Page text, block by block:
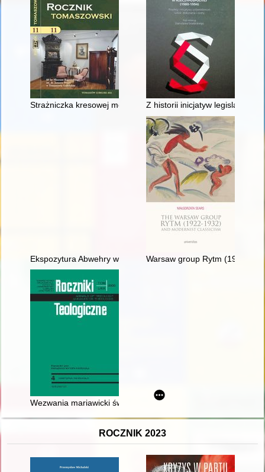
Strażniczka kresowej mowy - recenzja]Z historii inicjatyw
Ekspozytura Abwehry w międzywojennym Wolnym Mieście
Warsaw group Rytm (1922-
Wezwania mariawicki świątyń w Polsce na tle
ROCZNIK 2023